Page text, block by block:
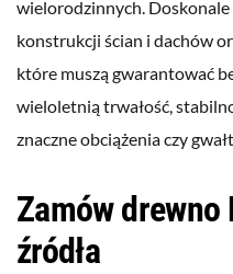
wielorodzinnych.
konstrukcji ścian i dachów
które muszą gwarantować
wieloletnią trwałość,
znaczne obciążenia czy
Zamów drewno
źródła